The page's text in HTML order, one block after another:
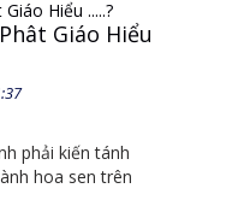
Tánh Phật